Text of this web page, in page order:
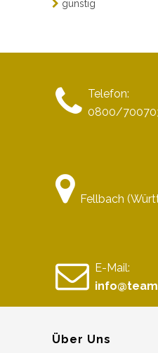
günstig
Telefon:
0800/
Fellbach
E-Mail:
Über Uns